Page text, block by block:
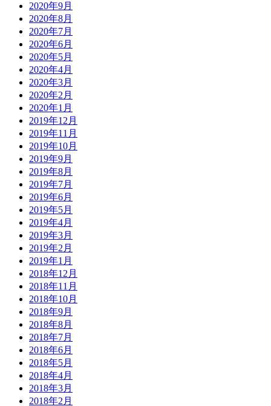
2020年9月
2020年8月
2020年7月
2020年6月
2020年5月
2020年4月
2020年3月
2020年2月
2020年1月
2019年12月
2019年11月
2019年10月
2019年9月
2019年8月
2019年7月
2019年6月
2019年5月
2019年4月
2019年3月
2019年2月
2019年1月
2018年12月
2018年11月
2018年10月
2018年9月
2018年8月
2018年7月
2018年6月
2018年5月
2018年4月
2018年3月
2018年2月